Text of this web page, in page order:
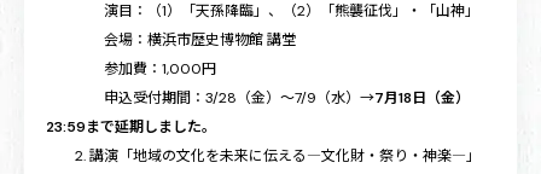
演目：（1）「天孫降臨」、（2）「熊襲征伐」・「山神」
会場：横浜市歴史博物館 講堂
参加費：1,000円
申込受付期間：3/28（金）～7/9（水）→7月18日（金）
23:59まで延期しました。
2. 講演「地域の文化を未来に伝える―文化財・祭り・神楽―」